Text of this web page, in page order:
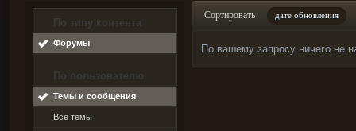
По типу контента
Форумы
По пользователю
Темы и сообщения
Все темы
Сортировать дате обновления
По вашему запросу ничего не